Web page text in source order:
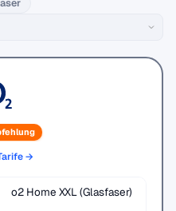
→
o2 Home XXL (Glasfaser)